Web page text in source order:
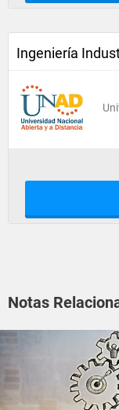
Ingeniería
Notas